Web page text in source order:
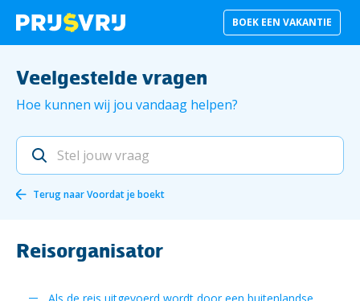
BOEK EEN VAKANTIE
Veelgestelde vragen
Hoe kunnen wij jou vandaag helpen?
Terug naarVoordat je boekt
Reisorganisator